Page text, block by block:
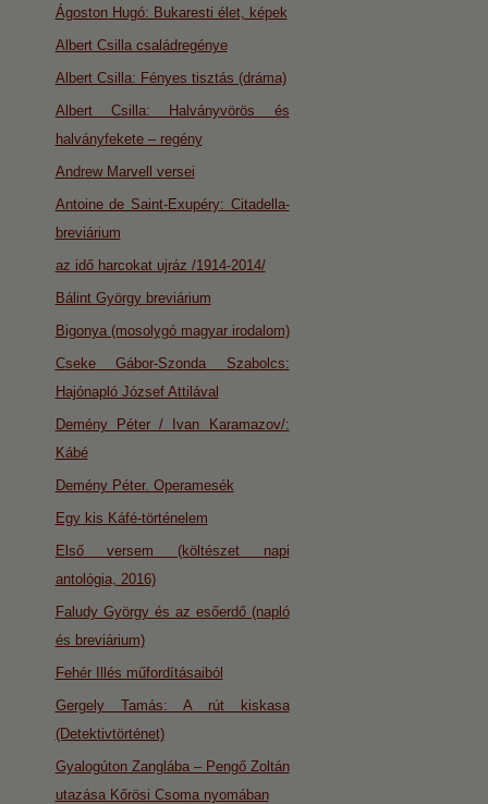
Ágoston Hugó: Bukaresti élet, képek
Albert Csilla családregénye
Albert Csilla: Fényes tisztás (dráma)
Albert Csilla: Halványvörös és
halványfekete – regény
Andrew Marvell versei
Antoine de Saint-Exupéry: Citadella-
breviárium
az idő harcokat ujráz /1914-2014/
Bálint György breviárium
Bigonya (mosolygó magyar irodalom)
Cseke Gábor-Szonda Szabolcs:
Hajónapló József Attilával
Demény Péter / Ivan Karamazov/:
Kábé
Demény Péter. Operamesék
Egy kis Káfé-történelem
Első versem (költészet napi
antológia, 2016)
Faludy György és az esőerdő (napló
és breviárium)
Fehér Illés műfordításaiból
Gergely Tamás: A rút kiskasa
(Detektivtörténet)
Gyalogúton Zanglába – Pengő Zoltán
utazása Kőrösi Csoma nyomában